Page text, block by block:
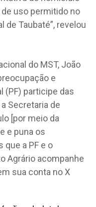
uso permitido no
de Taubaté”, revelou
do MST, João
e
(PF) participe das
Secretaria de
[por meio da
e puna os
a PF e o
Agrário acompanhe
sua conta no X